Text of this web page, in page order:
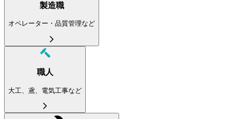
製造職
オペレーター・品質管理など
職人
大工、鳶、電気工事など